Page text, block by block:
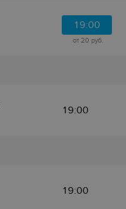
19:00
от 20 руб.
19:00
19:00